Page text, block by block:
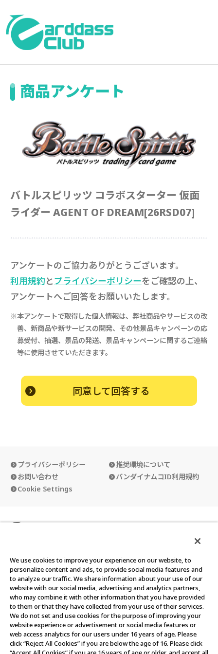
商品アンケート
バトルスピリッツ コラボスターター 仮面
ライダー AGENT OF DREAM[26RSD07]
アンケートのご協力ありがとうございます。
利用規約とプライバシーポリシーをご確認の上、
アンケートへご回答をお願いいたします。
※本アンケートで取得した個人情報は、弊社商品やサービスの改
善、新商品や新サービスの開発、 その他景品キャンペーンの応
募受付、抽選、景品の発送、景品キャンペーンに関するご連絡
等に使用させていただきます。
同意して回答する
プライバシーポリシー
推奨環境について
お問い合わせ
バンダイナムコID利用規約
Cookie Settings
カードダスクラブの使い方 カードダスクラブ会員規約
©BANDAI
このウェブサイトに記載されているすべての画像・テキスト・デ
ータの無断転用、転載をお断りします。
We use cookies to improve your experience on our website, to
personalize content and ads, to provide social media features and
to analyze our traffic. We share information about your use of our
website with our social media, advertising and analytics partners,
who may combine it with other information that you have provided
to them or that they have collected from your use of their services.
We do not set and use cookies for the purpose of improving your
website experience or advertisement or social media features or
web access analytics for our users under 16 years of age. Please
click “Reject All Cookies” if you are below the age of 16. Please click